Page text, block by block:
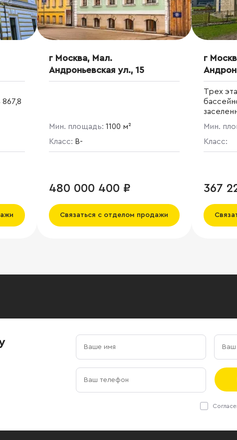
г Москва, Мал.
Андроньевская ул., 15
Мин. площадь: 1100 м²
Класс: B-
480 000 400 ₽
Связаться с отделом продажи
г
Трех
класса,
Мин.
Класс:
367